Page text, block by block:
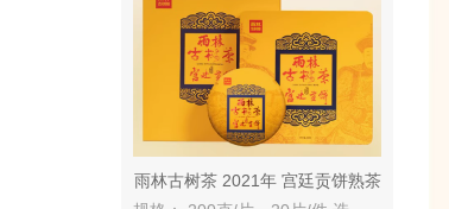
雨林古树茶 2021年 宫廷贡饼熟茶